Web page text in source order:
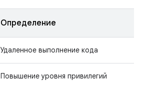
Определение
Удаленное выполнение кода
Повышение уровня привилегий